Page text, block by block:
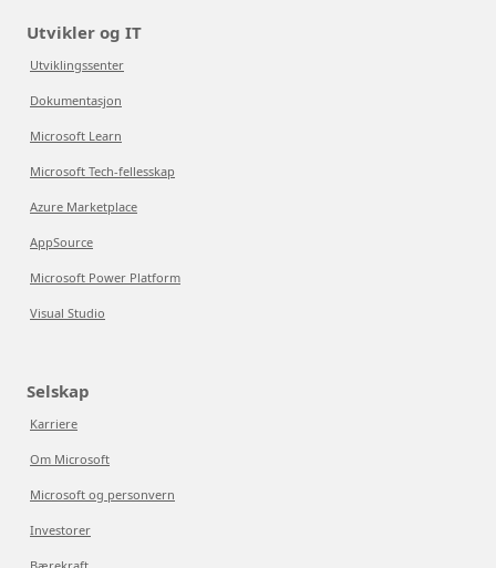
Utvikler og IT
Utviklingssenter
Dokumentasjon
Microsoft Learn
Microsoft Tech-fellesskap
Azure Marketplace
AppSource
Microsoft Power Platform
Visual Studio
Selskap
Karriere
Om Microsoft
Microsoft og personvern
Investorer